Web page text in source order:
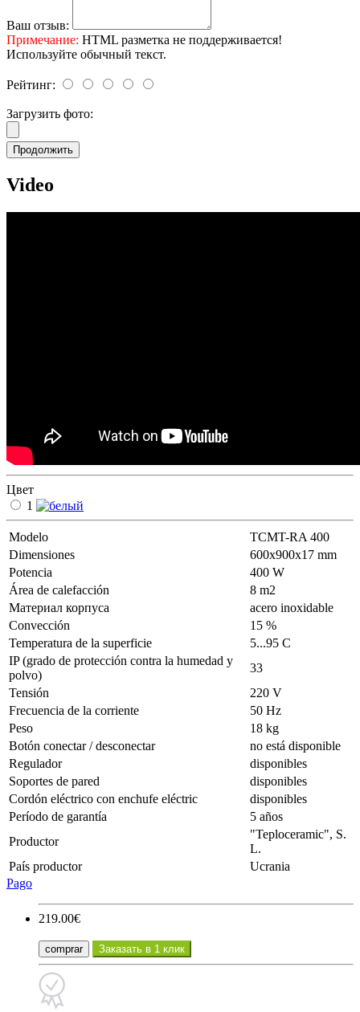
Ваш отзыв:
Примечание: HTML разметка не поддерживается!
Используйте обычный текст.
Рейтинг:
Загрузить фото:
Продолжить
Video
Цвет
1
Modelo
ТСМT-RA 400
Dimensiones
600х900х17 mm
Potencia
400 W
Área de calefacción
8 m2
Материал корпуса
acero inoxidable
Convección
15 %
Temperatura de la superficie
5...95 С
IP (grado de protección contra la humedad y
polvo)
33
Tensión
220 V
Frecuencia de la corriente
50 Hz
Peso
18 kg
Botón conectar / desconectar
no está disponible
Regulador
disponibles
Soportes de pared
disponibles
Cordón eléctrico con enchufe eléctric
disponibles
Período de garantía
5 años
Productor
"Teploceramic", S.
L.
País productor
Ucrania
Pago
219.00€
comprar Заказать в 1 клик